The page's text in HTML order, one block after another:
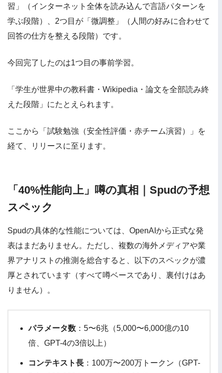
習」（インターネット全体を読み込んで言語パターンを
学ぶ段階）、2つ目が「微調整」（人間の好みに合わせて
回答の仕方を整える段階）です。
今回完了したのは1つ目の事前学習。
「学生が世界中の教科書・Wikipedia・論文を全部読み終
えた段階」にたとえられます。
ここから「試験勉強（安全性評価・赤チーム演習）」を
経て、リリースに至ります。
「40%性能向上」噂の真相｜Spudの予想
スペック
Spudの具体的な性能については、OpenAIから正式な発
表はまだありません。ただし、複数の海外メディアや業
界アナリストの推測を総合すると、以下のスペックが濃
厚とされています（すべて噂ベースであり、裏付けはあ
りません）。
パラメータ数 ：5〜6兆（5,000〜6,000億の10
倍、GPT-4の3倍以上）
コンテキスト長 ：100万〜200万トークン（GPT-